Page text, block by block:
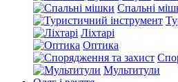
Спальні
Ліхтарі
Оптика
Мультитули